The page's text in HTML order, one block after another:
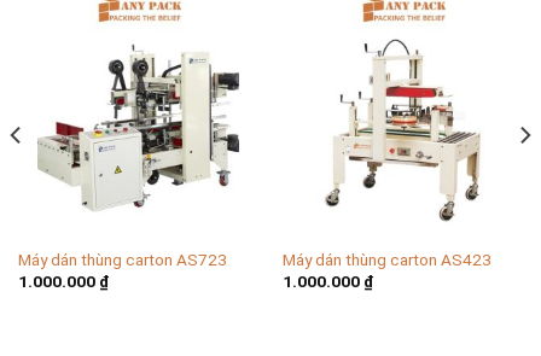
Máy dán thùng carton AS723
1.000.000 ₫
Máy dán thùng carton AS423
1.000.000 ₫